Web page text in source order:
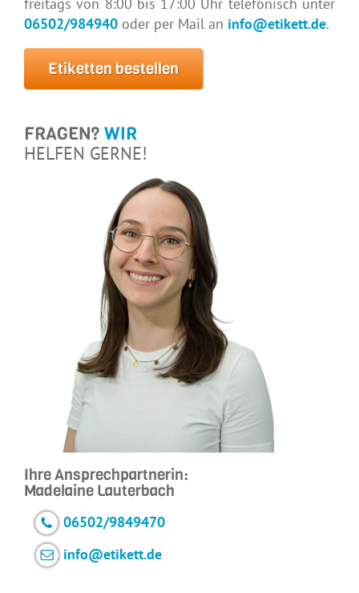
06502/984940 oder per Mail an info@etikett.de.
Etiketten bestellen
FRAGEN? WIR
HELFEN GERNE!
Ihre Ansprechpartnerin:
Madelaine Lauterbach
06502/9849470
info@etikett.de